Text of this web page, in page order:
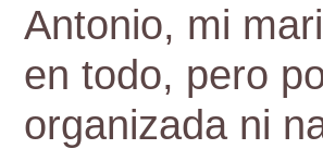
Antonio, mi
en todo, pero
organizada ni